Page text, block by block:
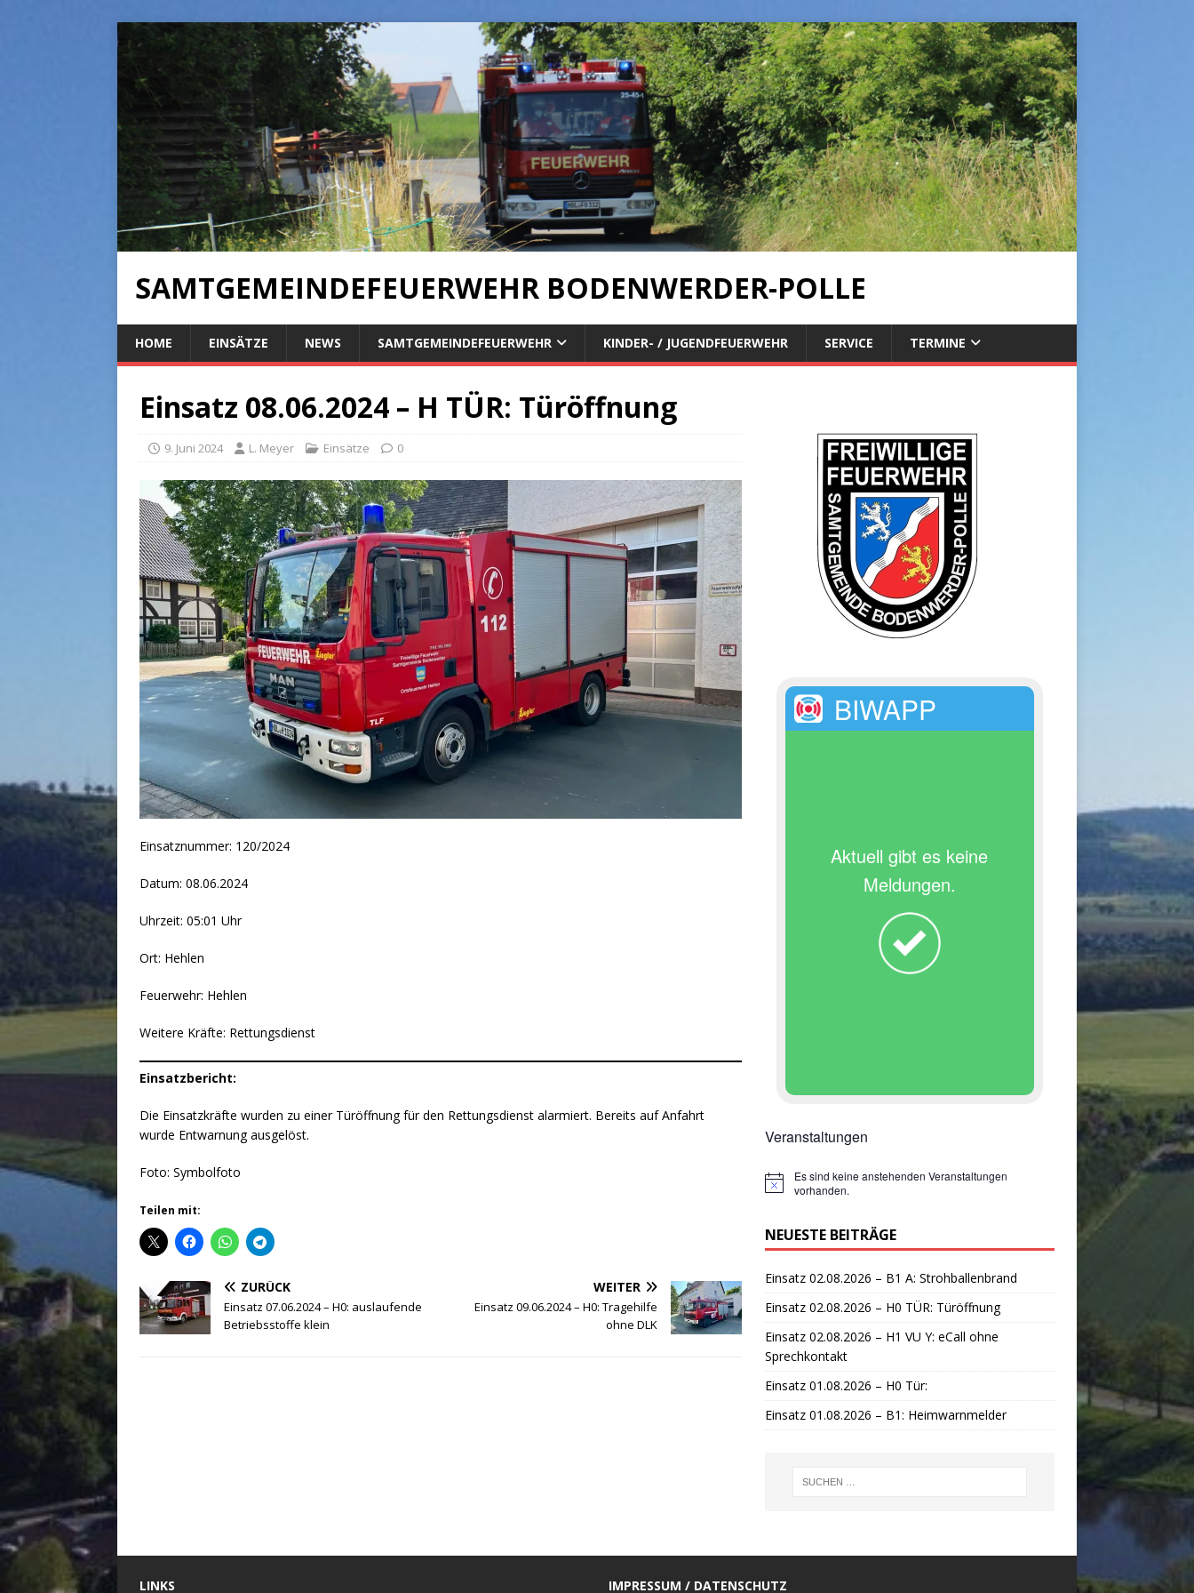
SAMTGEMEINDEFEUERWEHR BODENWERDER-POLLE
HOME EINSÄTZE NEWS SAMTGEMEINDEFEUERWEHR KINDER- / JUGENDFEUERWEHR SERVICE TERMINE
Einsatz 08.06.2024 – H TÜR: Türöffnung
9. Juni 2024 L. Meyer Einsätze 0
Einsatznummer: 120/2024
Datum: 08.06.2024
Uhrzeit: 05:01 Uhr
Ort: Hehlen
Feuerwehr: Hehlen
Weitere Kräfte: Rettungsdienst
Einsatzbericht:
Die Einsatzkräfte wurden zu einer Türöffnung für den Rettungsdienst alarmiert. Bereits auf Anfahrt
wurde Entwarnung ausgelöst.
Foto: Symbolfoto
Teilen mit:
ZURÜCK
Einsatz 07.06.2024 – H0: auslaufende
Betriebsstoffe klein
WEITER
Einsatz 09.06.2024 – H0: Tragehilfe
ohne DLK
BIWAPP
Aktuell gibt es keine
Meldungen.
Veranstaltungen
H
w
e
s
Es sind keine anstehenden Veranstaltungen
vorhanden.
NEUESTE BEITRÄGE
Einsatz 02.08.2026 – B1 A: Strohballenbrand
Einsatz 02.08.2026 – H0 TÜR: Türöffnung
Einsatz 02.08.2026 – H1 VU Y: eCall ohne
Sprechkontakt
Einsatz 01.08.2026 – H0 Tür:
Einsatz 01.08.2026 – B1: Heimwarnmelder
LINKS IMPRESSUM / DATENSCHUTZ